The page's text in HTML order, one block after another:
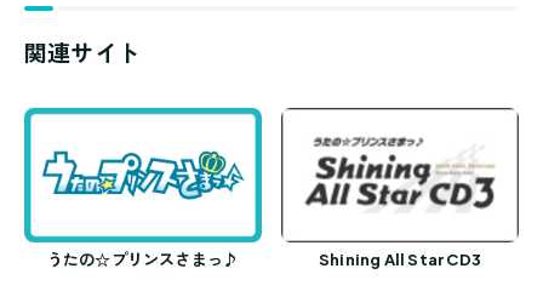
関連サイト
うたの☆プリンスさまっ♪ Shining All Star CD3